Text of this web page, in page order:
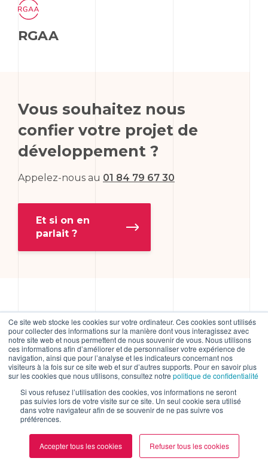
Ce site web stocke les cookies sur votre ordinateur. Ces cookies sont utilisés
pour collecter des informations sur la manière dont vous interagissez avec
notre site web et nous permettent de nous souvenir de vous. Nous utilisons
ces informations afin d’améliorer et de personnaliser votre expérience de
navigation, ainsi que pour l’analyse et les indicateurs concernant nos
visiteurs à la fois sur ce site web et sur d’autres supports. Pour en savoir plus
sur les cookies que nous utilisons, consultez notre politique de confidentialité
Si vous refusez l’utilisation des cookies, vos informations ne seront
pas suivies lors de votre visite sur ce site. Un seul cookie sera utilisé
dans votre navigateur afin de se souvenir de ne pas suivre vos
préférences.
Accepter tous les cookies Refuser tous les cookies
RGAA
Vous souhaitez nous
confier votre projet de
développement ?
Appelez-nous au 01 84 79 67 30
Et si on en
parlait ?
Vosquestions
fréquentessur les
applications métiers